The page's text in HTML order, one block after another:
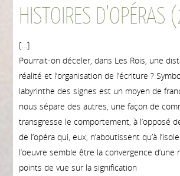
HISTOIRES
[…]
Pourrait-on déceler, dans Les Rois, une
réalité et l’organisation de l’écriture ?
labyrinthe des signes est un moyen de
nous sépare des autres, une façon de
transgresse le comportement, à l’opposé
de l’opéra qui, eux, n’aboutissent qu’à
l’oeuvre semble être la convergence
points de vue sur la signification